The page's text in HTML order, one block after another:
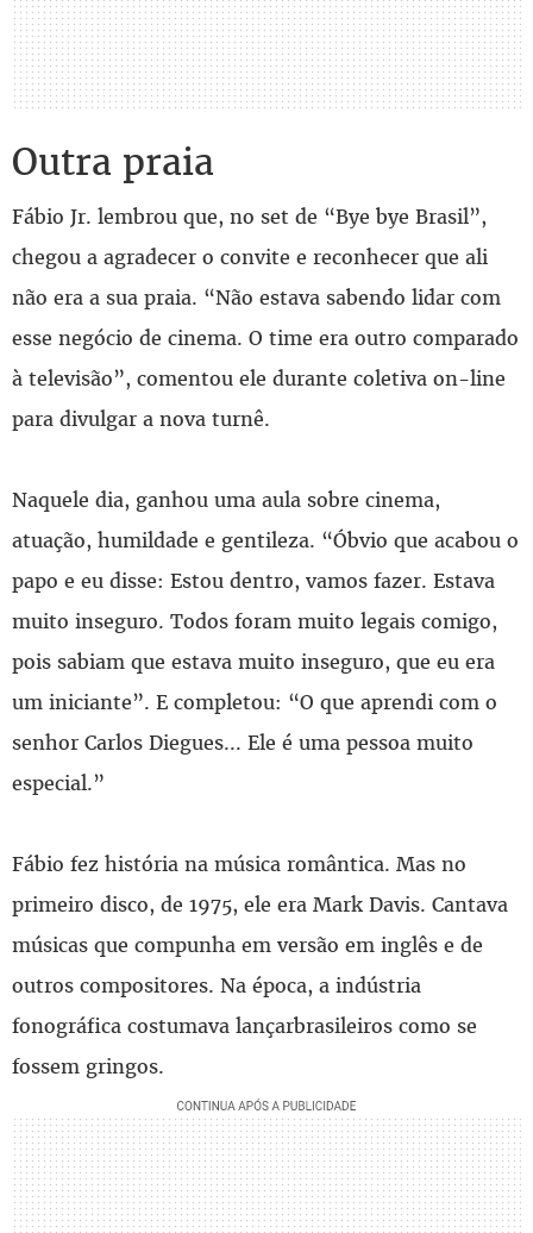
Outra praia
Fábio Jr. lembrou que, no set de “Bye bye Brasil”,
chegou a agradecer o convite e reconhecer que ali
não era a sua praia. “Não estava sabendo lidar com
esse negócio de cinema. O time era outro comparado
à televisão”, comentou ele durante coletiva on-line
para divulgar a nova turnê.
Naquele dia, ganhou uma aula sobre cinema,
atuação, humildade e gentileza. “Óbvio que acabou o
papo e eu disse: Estou dentro, vamos fazer. Estava
muito inseguro. Todos foram muito legais comigo,
pois sabiam que estava muito inseguro, que eu era
um iniciante”. E completou: “O que aprendi com o
senhor Carlos Diegues... Ele é uma pessoa muito
especial.”
Fábio fez história na música romântica. Mas no
primeiro disco, de 1975, ele era Mark Davis. Cantava
músicas que compunha em versão em inglês e de
outros compositores. Na época, a indústria
fonográfica costumava lançarbrasileiros como se
fossem gringos.